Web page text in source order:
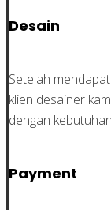
Desain
Setelah
klien desainer
dengan
Payment